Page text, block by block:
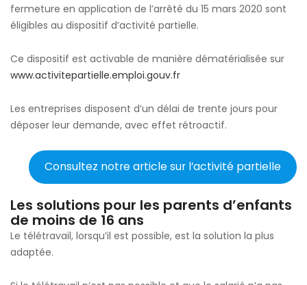
fermeture en application de l’arrêté du 15 mars 2020 sont
éligibles au dispositif d’activité partielle.
Ce dispositif est activable de manière dématérialisée sur
www.activitepartielle.emploi.gouv.fr
Les entreprises disposent d’un délai de trente jours pour
déposer leur demande, avec effet rétroactif.
Consultez notre article sur l’activité partielle
Les solutions pour les parents d’enfants
de moins de 16 ans
Le télétravail, lorsqu’il est possible, est la solution la plus
adaptée.